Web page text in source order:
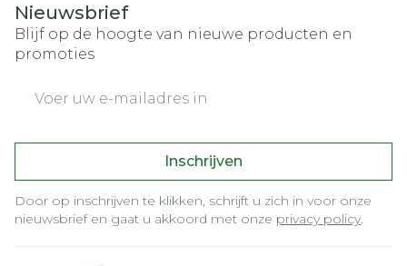
Nieuwsbrief
Blijf op de hoogte van nieuwe producten en
promoties
Inschrijven
Door op inschrijven te klikken, schrijft u zich in voor onze
nieuwsbrief en gaat u akkoord met onze privacy policy.